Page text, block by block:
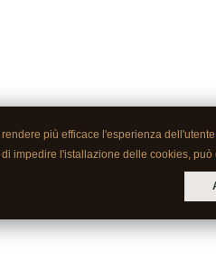
più efficace l'esperienza
impedire l'istallazione delle cookies, può